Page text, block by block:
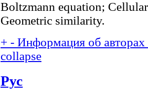
Boltzmann equation;
Geometric similarity.
+ - Информация об
collapse
Рус